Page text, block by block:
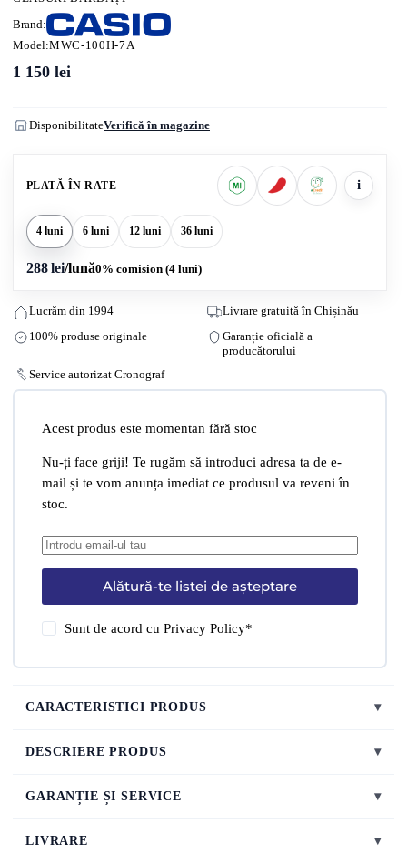
Brand:
Model:MWC-100H-7A
1 150 lei
DisponibilitateVerifică în magazine
PLATĂ ÎN RATE i
4 luni 6 luni 12 luni 36 luni
288 lei/lună0% comision (4 luni)
Lucrăm din 1994
Livrare gratuită în Chișinău
100% produse originale
Garanție oficială a
producătorului
Service autorizat Cronograf
Acest produs este momentan fără stoc
Nu-ți face griji! Te rugăm să introduci adresa ta de e-
mail și te vom anunța imediat ce produsul va reveni în
stoc.
Alătură-te listei de așteptare
Sunt de acord cuPrivacy Policy*
CARACTERISTICI PRODUS ▾
DESCRIERE PRODUS ▾
GARANȚIE ȘI SERVICE ▾
LIVRARE ▾